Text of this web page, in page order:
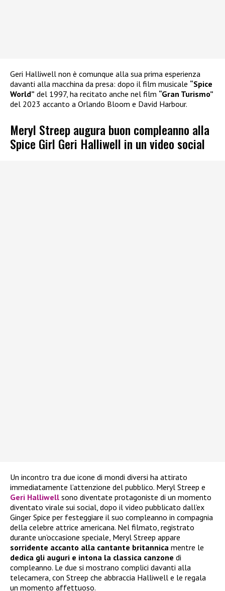
Geri Halliwell non è comunque alla sua prima esperienza
davanti alla macchina da presa: dopo il film musicale “Spice
World” del 1997, ha recitato anche nel film “Gran Turismo”
del 2023 accanto a Orlando Bloom e David Harbour.
Meryl Streep augura buon compleanno alla
Spice Girl Geri Halliwell in un video social
Un incontro tra due icone di mondi diversi ha attirato
immediatamente l’attenzione del pubblico. Meryl Streep e
Geri Halliwell sono diventate protagoniste di un momento
diventato virale sui social, dopo il video pubblicato dall’ex
Ginger Spice per festeggiare il suo compleanno in compagnia
della celebre attrice americana. Nel filmato, registrato
durante un’occasione speciale, Meryl Streep appare
sorridente accanto alla cantante britannica mentre le
dedica gli auguri e intona la classica canzone di
compleanno. Le due si mostrano complici davanti alla
telecamera, con Streep che abbraccia Halliwell e le regala
un momento affettuoso.